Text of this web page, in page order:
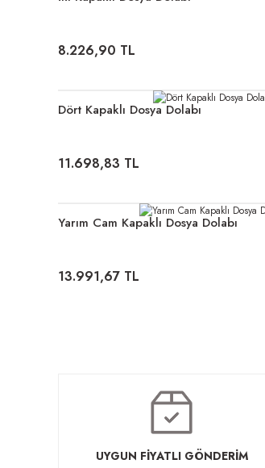
8.226,90 TL
Dört Kapaklı Dosya Dolabı
11.698,83 TL
Yarım Cam Kapaklı Dosya Dolabı
13.991,67 TL
UYGUN FİYATLI GÖNDERİM